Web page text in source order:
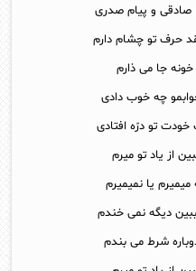
صادقی و پیام صدری
حرف تو چشام دارم
جا می ذارم
چه خوب دادی
تو درّه افتادی
از یاد تو میرم
یا نمیمیرم
دیگه نمی خندم
شرط می بندم